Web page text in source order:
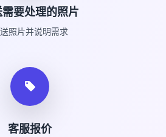
要处理的照片
照片并说明需求
客服报价